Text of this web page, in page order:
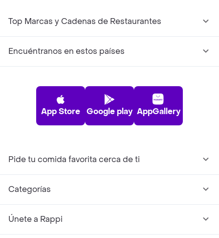
Top Marcas y Cadenas de Restaurantes
Encuéntranos en estos países
App Store Google play AppGallery
Pide tu comida favorita cerca de ti
Categorías
Únete a Rappi